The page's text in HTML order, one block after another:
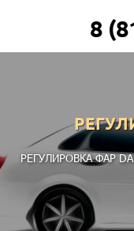
8
РЕГУЛИРОВКА ФАР